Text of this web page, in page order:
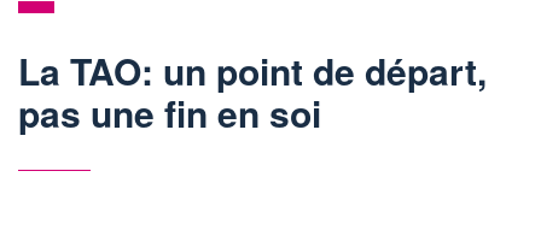
La TAO: un point de départ,
pas une fin en soi